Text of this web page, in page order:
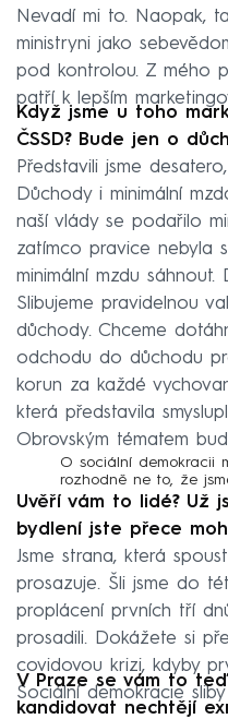
Nevadí mi to. Naopak,
ministryni jako
pod kontrolou. Z mého
patří k lepším
Když jsme u toho
ČSSD? Bude jen o
Představili jsme
Důchody i minimální
naší vlády se podařilo
zatímco pravice nebyla
minimální mzdu
Slibujeme pravidelnou
důchody. Chceme
odchodu do důchodu
korun za každé
která představila
Obrovským tématem
O sociální demokracii
rozhodně ne to, že
Uvěří vám to lidé? Už
bydlení jste přece
Jsme strana, která
prosazuje. Šli jsme do
proplácení prvních tří
prosadili. Dokážete si
covidovou krizi, kdyby
Sociální demokracie sliby
V Praze se vám to
kandidovat nechtějí